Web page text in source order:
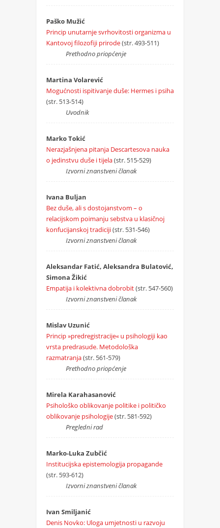
Paško Mužić
Princip unutarnje svrhovitosti organizma u
Kantovoj filozofiji prirode(str. 493-511)
Prethodno priopćenje
Martina Volarević
Mogućnosti ispitivanje duše: Hermes i psiha
(str. 513-514)
Uvodnik
Marko Tokić
Nerazjašnjena pitanja Descartesova nauka
o jedinstvu duše i tijela(str. 515-529)
Izvorni znanstveni članak
Ivana Buljan
Bez duše, ali s dostojanstvom – o
relacijskom poimanju sebstva u klasičnoj
konfucijanskoj tradiciji(str. 531-546)
Izvorni znanstveni članak
Aleksandar Fatić, Aleksandra Bulatović,
Simona Žikić
Empatija i kolektivna dobrobit(str. 547-560)
Izvorni znanstveni članak
Mislav Uzunić
Princip »predregistracije« u psihologiji kao
vrsta predrasude. Metodološka
razmatranja(str. 561-579)
Prethodno priopćenje
Mirela Karahasanović
Psihološko oblikovanje politike i političko
oblikovanje psihologije(str. 581-592)
Pregledni rad
Marko-Luka Zubčić
Institucijska epistemologija propagande
(str. 593-612)
Izvorni znanstveni članak
Ivan Smiljanić
Denis Novko: Uloga umjetnosti u razvoju